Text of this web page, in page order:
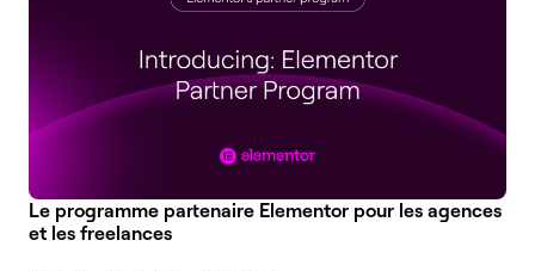
Le programme partenaire Elementor pour les agences
et les freelances